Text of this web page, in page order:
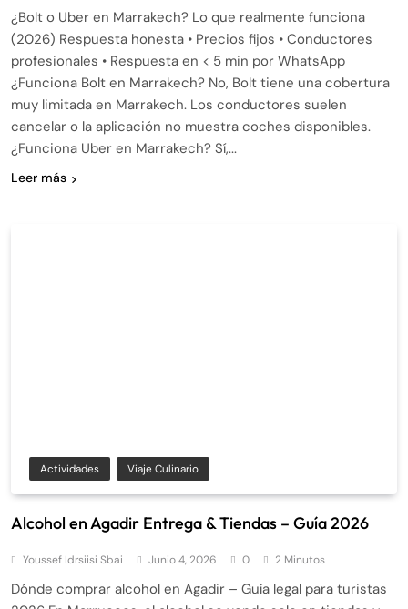
¿Bolt o Uber en Marrakech? Lo que realmente funciona
(2026) Respuesta honesta • Precios fijos • Conductores
profesionales • Respuesta en < 5 min por WhatsApp
¿Funciona Bolt en Marrakech? No, Bolt tiene una cobertura
muy limitada en Marrakech. Los conductores suelen
cancelar o la aplicación no muestra coches disponibles.
¿Funciona Uber en Marrakech? Sí,...
Leer más
Actividades Viaje Culinario
Alcohol en Agadir Entrega & Tiendas – Guía 2026
Youssef Idrsiisi Sbai Junio 4, 2026 0 2 Minutos
Dónde comprar alcohol en Agadir – Guía legal para turistas